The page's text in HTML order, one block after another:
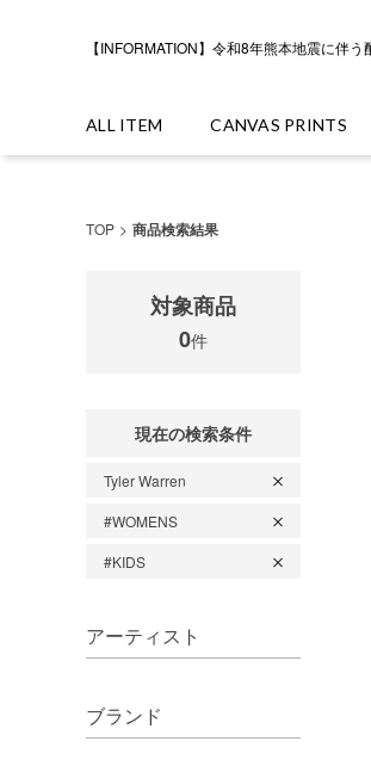
ALL ITEM CANVAS PRINTS
TOP 商品検索結果
対象商品
0件
現在の検索条件
Tyler Warren
#WOMENS
#KIDS
アーティスト
ブランド